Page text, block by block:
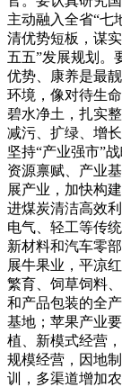
主动融入全省“七
清优势短板，谋
五五”发展规划。
优势、康养是最
环境，像对待生
碧水净土，扎实
减污、扩绿、增
坚持“产业强市”
资源禀赋、产业
展产业，加快构
进煤炭清洁高效
电气、轻工等传
新材料和汽车零
展牛果业，平凉
繁育、饲草饲料
和产品包装的全
基地；苹果产业
植、新模式经营
规模经营，因地
训，多渠道增加